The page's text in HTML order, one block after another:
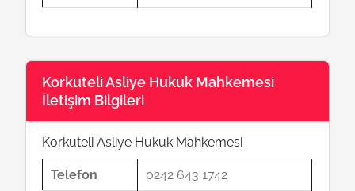
Korkuteli Asliye Hukuk Mahkemesi
İletişim Bilgileri
Korkuteli Asliye Hukuk Mahkemesi
Telefon 0242 643 1742